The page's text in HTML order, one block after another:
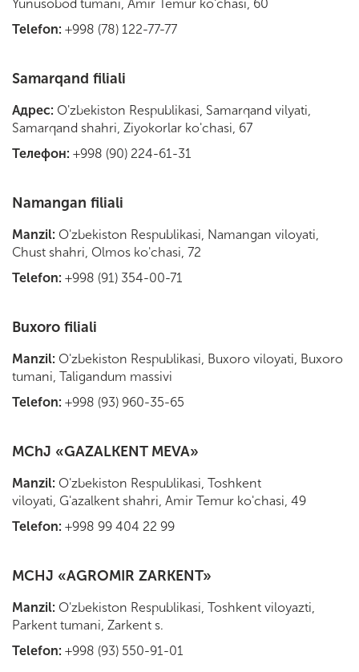
Yunusobod tumani, Amir Temur ko'chasi, 60
Telefon: +998 (78) 122-77-77
Samarqand filiali
Адрес: O'zbekiston Respublikasi, Samarqand vilyati,
Samarqand shahri, Ziyokorlar ko'chasi, 67
Телефон: +998 (90) 224-61-31
Namangan filiali
Manzil: O'zbekiston Respublikasi, Namangan viloyati,
Chust shahri, Olmos ko'chasi, 72
Telefon: +998 (91) 354-00-71
Buxoro filiali
Manzil: O'zbekiston Respublikasi, Buxoro viloyati, Buxoro
tumani, Taligandum massivi
Telefon: +998 (93) 960-35-65
MChJ «GAZALKENT MEVA»
Manzil: O'zbekiston Respublikasi, Toshkent
viloyati, G'azalkent shahri, Amir Temur ko'chasi, 49
Telefon: +998 99 404 22 99
MCHJ «AGROMIR ZARKENT»
Manzil: O'zbekiston Respublikasi, Toshkent viloyazti,
Parkent tumani, Zarkent s.
Telefon: +998 (93) 550-91-01